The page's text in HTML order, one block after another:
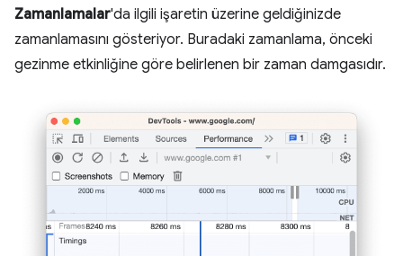
Zamanlamalar'da ilgili işaretin üzerine geldiğinizde
zamanlamasını gösteriyor. Buradaki zamanlama, önceki
gezinme etkinliğine göre belirlenen bir zaman damgasıdır.